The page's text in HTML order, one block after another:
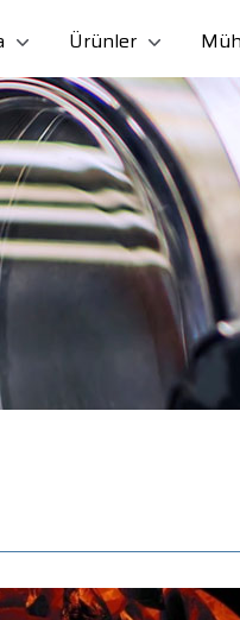
Ürünler